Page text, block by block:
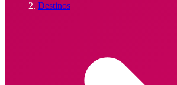
Destinos